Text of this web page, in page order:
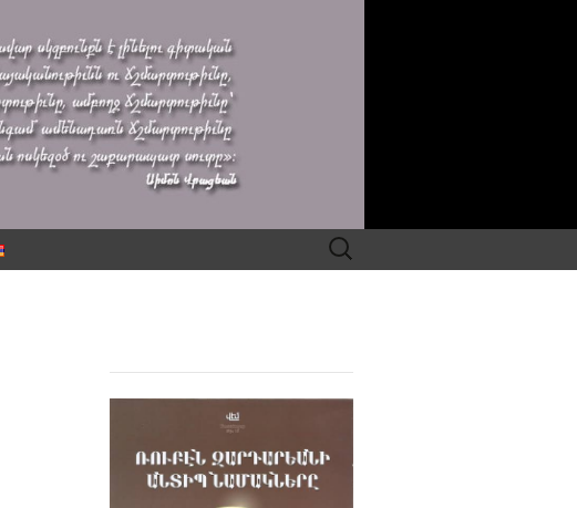
Search
for: